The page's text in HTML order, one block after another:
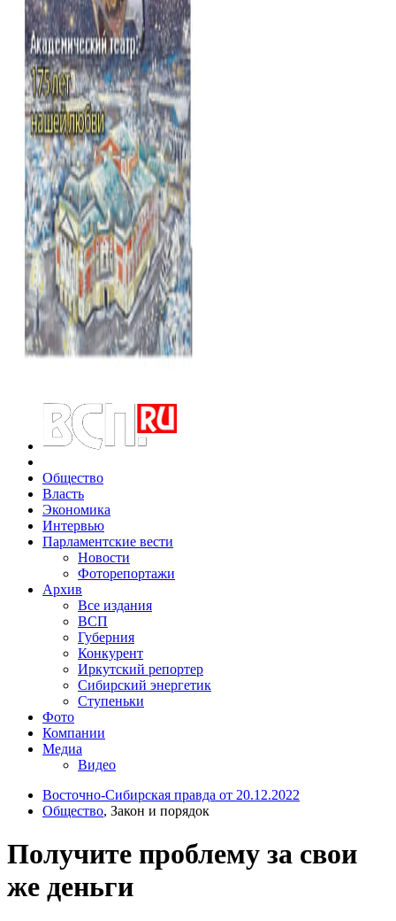
Общество
Власть
Экономика
Интервью
Парламентские вести
Новости
Фоторепортажи
Архив
Все издания
ВСП
Губерния
Конкурент
Иркутский репортер
Сибирский энергетик
Ступеньки
Фото
Компании
Медиа
Видео
Восточно-Сибирская правда от 20.12.2022
Общество, Закон и порядок
Получите проблему за свои
же деньги